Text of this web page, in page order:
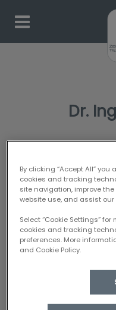
Dr.
By clicking “Accept All”
cookies and tracking
site navigation, improve
website use, and assist
Select “Cookie Settings”
cookies and tracking
preferences. More
and Cookie Policy.